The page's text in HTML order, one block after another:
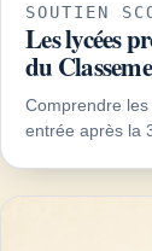
SOUTIEN
Les lycées
du
Comprendre les
entrée après la